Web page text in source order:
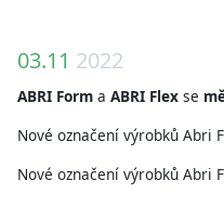
03.11 2022
ABRI Form a ABRI Flex se
Nové označení výrobků Abri
Nové označení výrobků Abri